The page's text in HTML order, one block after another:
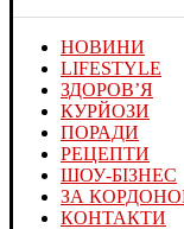
НОВИНИ
LIFESTYLE
ЗДОРОВ’Я
КУРЙОЗИ
ПОРАДИ
РЕЦЕПТИ
ШОУ-БІЗНЕС
ЗА
КОНТАКТИ